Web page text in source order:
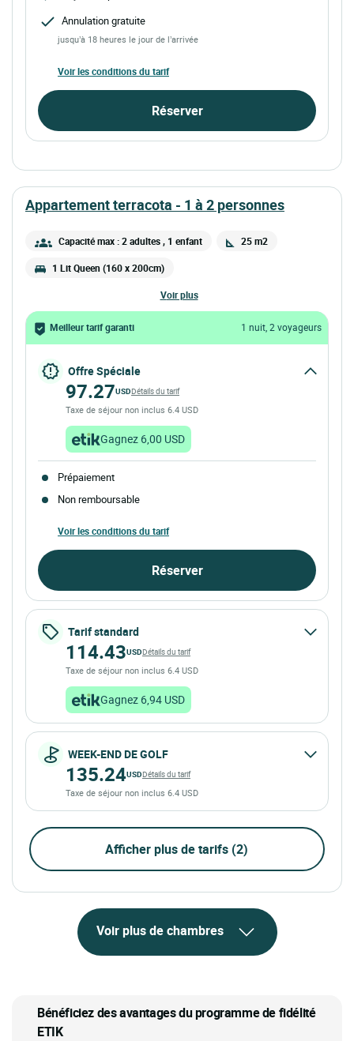
Annulation gratuite
jusqu’à 18 heures le jour de l’arrivée
Voir les conditions du tarif
Réserver
appartement terracota - 1 à 2 personnes
Capacité max : 2 adultes, 1 enfant 25 m2
1 Lit Queen (160 x 200cm)
voir plus
Meilleur tarif garanti 1 nuit, 2 voyageurs
Offre Spéciale
97.27USDDétails du tarif
Taxe de séjour non inclus 6.4 USD
Gagnez 6,00 USD
Prépaiement
Non remboursable
Voir les conditions du tarif
Réserver
Tarif standard
114.43USDDétails du tarif
Taxe de séjour non inclus 6.4 USD
Gagnez 6,94 USD
WEEK-END DE GOLF
135.24USDDétails du tarif
Taxe de séjour non inclus 6.4 USD
Afficher plus de tarifs (2)
Voir plus de chambres
Bénéficiez des avantages du programme de fidélité
ETIK